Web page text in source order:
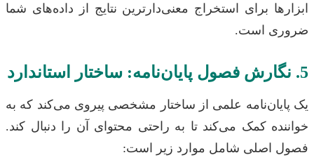
برای استخراج معنی‌دارترین نتایج از داده‌های شما
است.
علمی از ساختار مشخصی پیروی می‌کند که به
کمک می‌کند تا به راحتی محتوای آن را دنبال کند.
اصلی شامل موارد زیر است: